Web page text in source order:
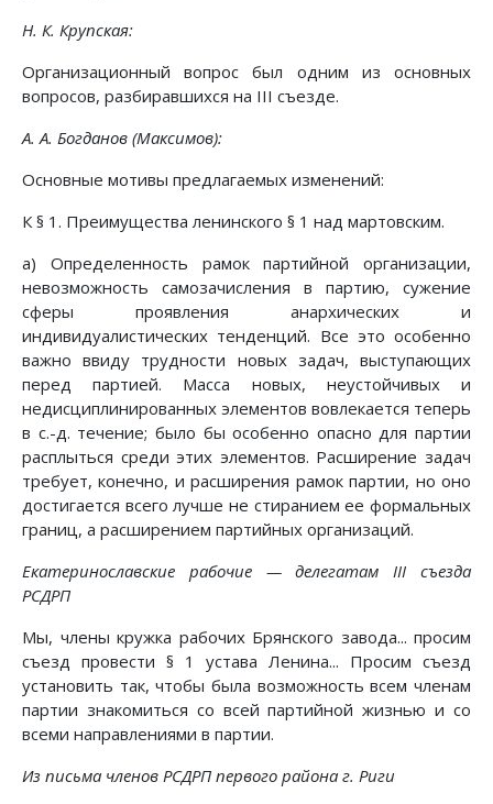
Н. К. Крупская:
Организационный вопрос был одним из основных
вопросов, разбиравшихся на III съезде.
А. А. Богданов (Максимов):
Основные мотивы предлагаемых изменений:
К § 1. Преимущества ленинского § 1 над мартовским.
а) Определенность рамок партийной организации,
невозможность самозачисления в партию, сужение
сферы проявления анархических и
индивидуалистических тенденций. Все это особенно
важно ввиду трудности новых задач, выступающих
перед партией. Масса новых, неустойчивых и
недисциплинированных элементов вовлекается теперь
в с.-д. течение; было бы особенно опасно для партии
расплыться среди этих элементов. Расширение задач
требует, конечно, и расширения рамок партии, но оно
достигается всего лучше не стиранием ее формальных
границ, а расширением партийных организаций.
Екатеринославские рабочие — делегатам III съезда
РСДРП
Мы, члены кружка рабочих Брянского завода... просим
съезд провести § 1 устава Ленина... Просим съезд
установить так, чтобы была возможность всем членам
партии знакомиться со всей партийной жизнью и со
всеми направлениями в партии.
Из письма членов РСДРП первого района г. Риги